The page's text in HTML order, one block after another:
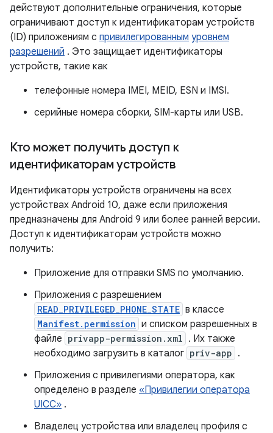
действуют дополнительные ограничения, которые
ограничивают доступ к идентификаторам устройств
(ID) приложениям с привилегированным уровнем
разрешений . Это защищает идентификаторы
устройств, такие как
телефонные номера IMEI, MEID, ESN и IMSI.
серийные номера сборки, SIM-карты или USB.
Кто может получить доступ к
идентификаторам устройств
Идентификаторы устройств ограничены на всех
устройствах Android 10, даже если приложения
предназначены для Android 9 или более ранней версии.
Доступ к идентификаторам устройств можно
получить:
Приложение для отправки SMS по умолчанию.
Приложения с разрешением
READ_PRIVILEGED_PHONE_STATE в классе
Manifest.permission и списком разрешенных в
файле privapp-permission.xml . Их также
необходимо загрузить в каталог priv-app .
Приложения с привилегиями оператора, как
определено в разделе «Привилегии оператора
UICC» .
Владелец устройства или владелец профиля с